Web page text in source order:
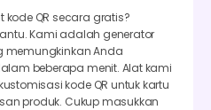
QR secara gratis?
Kami adalah generator
memungkinkan Anda
beberapa menit. Alat kami
kode QR untuk kartu
produk. Cukup masukkan